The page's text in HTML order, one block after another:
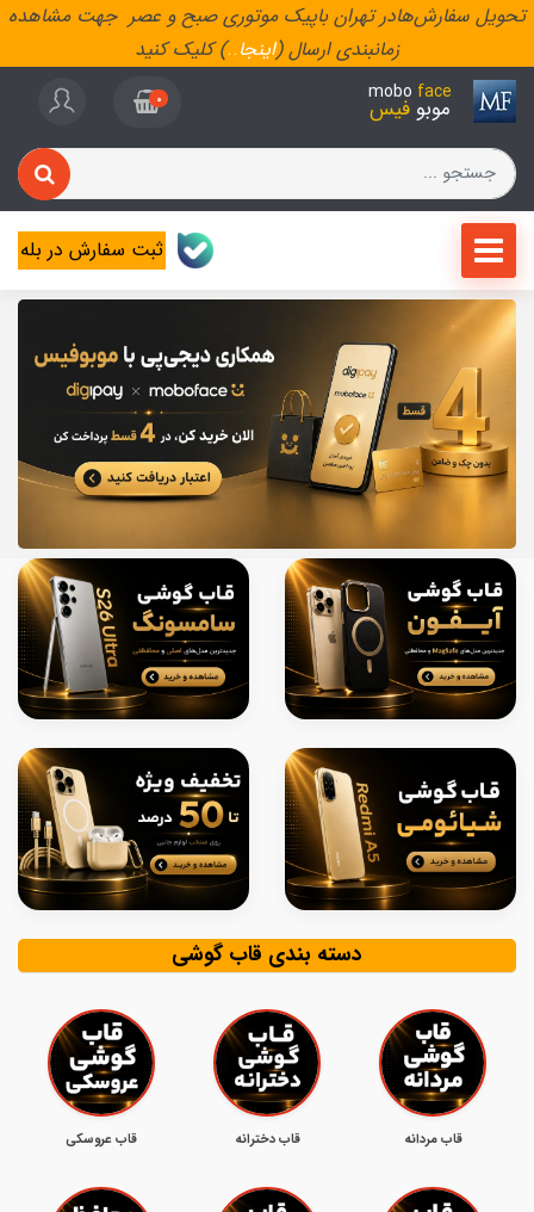
تحویل سفارش‌هادر تهران باپیک موتوری صبح و عصر جهت مشاهده
زمانبندی ارسال (اینجا..) کلیک کنید
mobo face
موبو فیس 0
ثبت سفارش در بله
دسته بندی قاب گوشی
قاب مردانه قاب دخترانه قاب عروسکی